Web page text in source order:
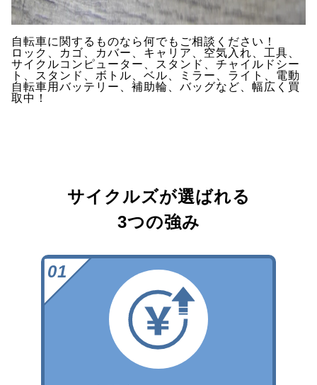
自転車に関するものなら何でもご相談ください！
ロック、カゴ、カバー、キャリア、空気入れ、工具、
サイクルコンピューター、スタンド、チャイルドシー
ト、スタンド、ボトル、ベル、ミラー、ライト、電動
自転車用バッテリー、補助輪、バッグなど、幅広く買
取中！
サイクルズが選ばれる
3つの強み